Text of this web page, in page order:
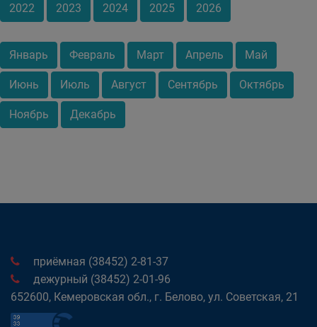
2022 2023 2024 2025 2026
Январь Февраль Март Апрель Май
Июнь Июль Август Сентябрь Октябрь
Ноябрь Декабрь
приёмная (38452) 2-81-37
дежурный (38452) 2-01-96
652600, Кемеровская обл., г. Белово, ул. Советская, 21